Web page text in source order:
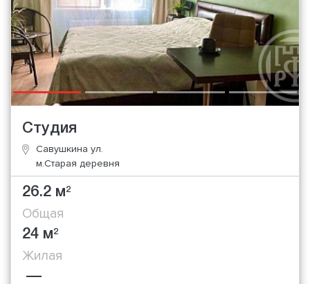
Студия
Савушкина ул.
м.Старая деревня
26.2 м2
Общая
24 м2
Жилая
—